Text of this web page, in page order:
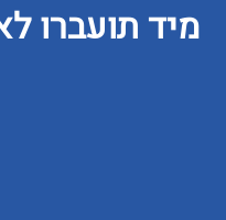
מיד תועברו